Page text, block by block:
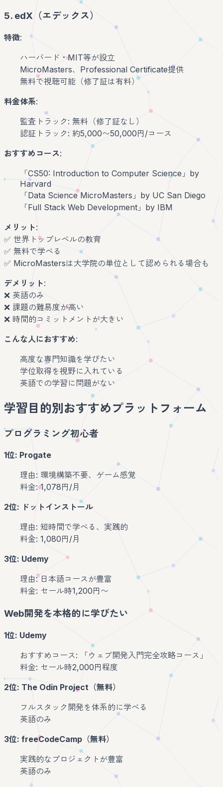
5. edX（エデックス）
特徴:
ハーバード・MIT等が設立
MicroMasters、Professional Certificate提供
無料で視聴可能（修了証は有料）
料金体系:
監査トラック: 無料（修了証なし）
認証トラック: 約5,000〜50,000円/コース
おすすめコース:
「CS50: Introduction to Computer Science」by
Harvard
「Data Science MicroMasters」by UC San Diego
「Full Stack Web Development」by IBM
メリット:
✅ 世界トップレベルの教育
✅ 無料で学べる
✅ MicroMastersは大学院の単位として認められる場合も
デメリット:
❌ 英語のみ
❌ 課題の難易度が高い
❌ 時間的コミットメントが大きい
こんな人におすすめ:
高度な専門知識を学びたい
学位取得を視野に入れている
英語での学習に問題がない
学習目的別おすすめプラットフォーム
プログラミング初心者
1位: Progate
理由: 環境構築不要、ゲーム感覚
料金: 1,078円/月
2位: ドットインストール
理由: 短時間で学べる、実践的
料金: 1,080円/月
3位: Udemy
理由: 日本語コースが豊富
料金: セール時1,200円〜
Web開発を本格的に学びたい
1位: Udemy
おすすめコース: 「ウェブ開発入門完全攻略コース」
料金: セール時2,000円程度
2位: The Odin Project（無料）
フルスタック開発を体系的に学べる
英語のみ
3位: freeCodeCamp（無料）
実践的なプロジェクトが豊富
英語のみ